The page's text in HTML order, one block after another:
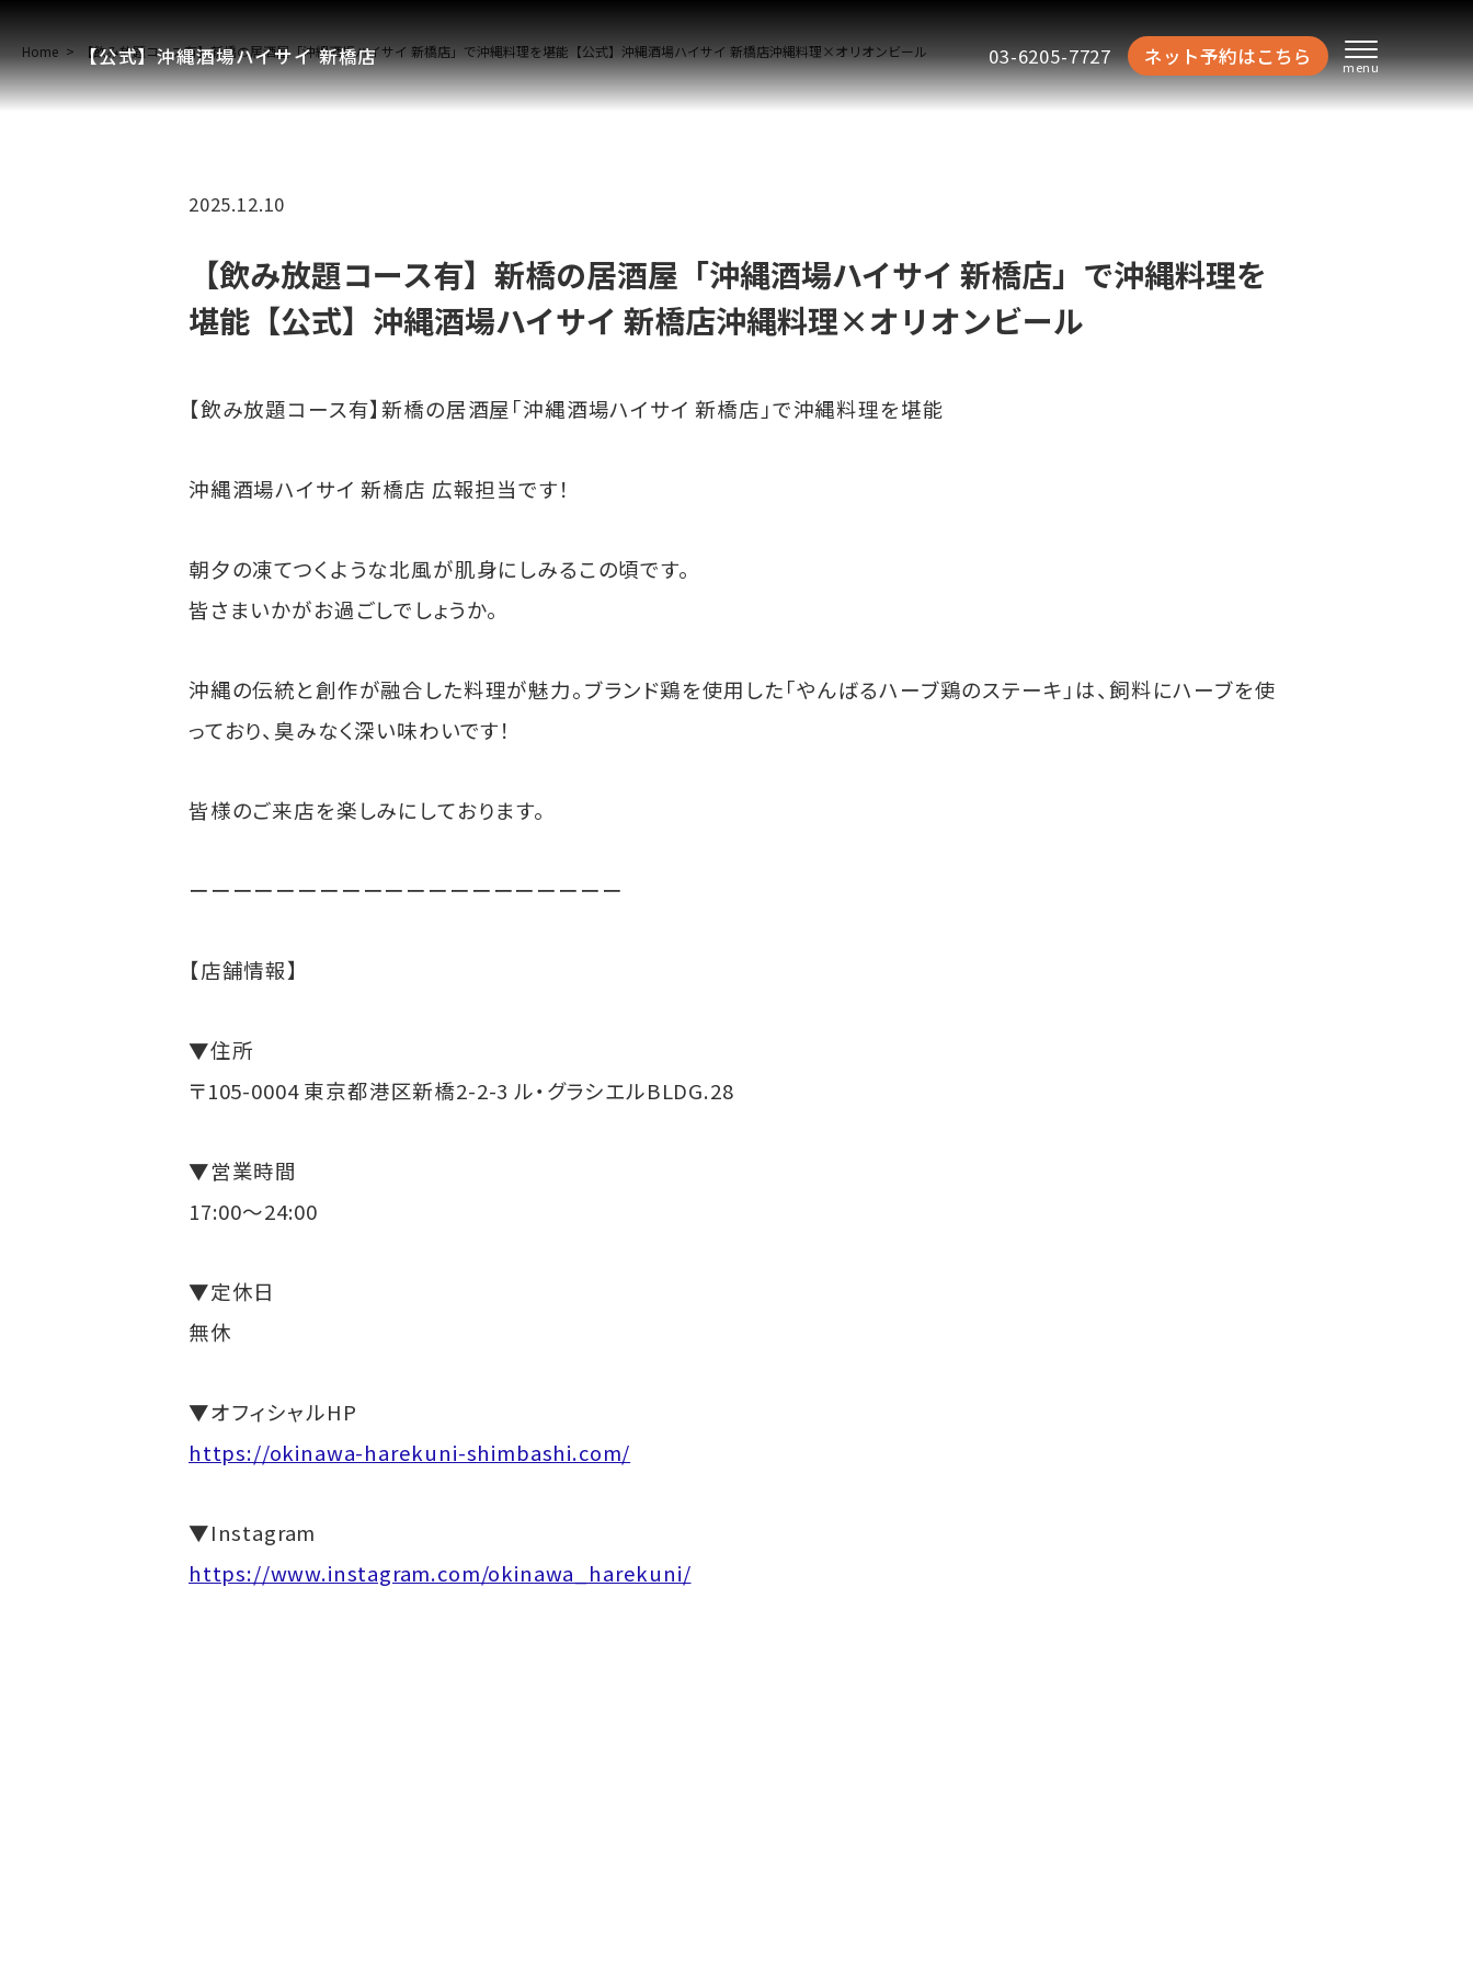
【公式】沖縄酒場ハイサイ 新橋店 03-6205-7727 ネット予約はこちら
Home 【飲み放題コース有】新橋の居酒屋「沖縄酒場ハイサイ 新橋店」で沖縄料理を堪能【公式】沖縄酒場ハイサイ 新橋店沖縄料理×オリオンビール
2025.12.10
【飲み放題コース有】新橋の居酒屋「沖縄酒場ハイサイ 新橋店」で沖縄料理を
堪能【公式】沖縄酒場ハイサイ 新橋店沖縄料理×オリオンビール
【飲み放題コース有】新橋の居酒屋「沖縄酒場ハイサイ 新橋店」で沖縄料理を堪能
沖縄酒場ハイサイ 新橋店 広報担当です！
朝夕の凍てつくような北風が肌身にしみるこの頃です。
皆さまいかがお過ごしでしょうか。
沖縄の伝統と創作が融合した料理が魅力。ブランド鶏を使用した「やんばるハーブ鶏のステーキ」は、飼料にハーブを使
っており、臭みなく深い味わいです！
皆様のご来店を楽しみにしております。
ーーーーーーーーーーーーーーーーーーーー
【店舗情報】
▼住所
〒105-0004 東京都港区新橋2-2-3 ル・グラシエルBLDG.28
▼営業時間
17:00～24:00
▼定休日
無休
▼オフィシャルHP
https://okinawa-harekuni-shimbashi.com/
▼Instagram
https://www.instagram.com/okinawa_harekuni/